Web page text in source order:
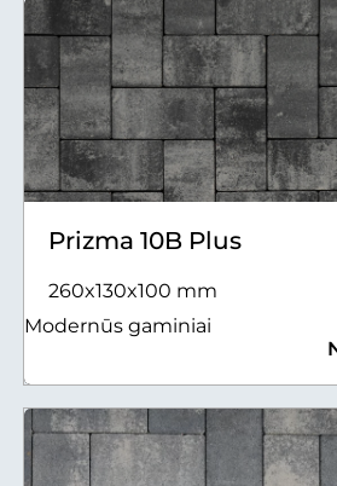
Prizma 10B Plus
260x130x100 mm
Modernūs gaminiai